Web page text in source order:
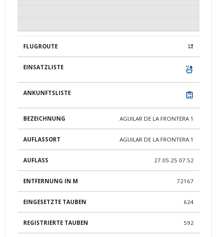
AGUILAR DE LA FRONTERA 1
AGUILAR DE LA FRONTERA 1
27.05.25 07:52
72167
624
592